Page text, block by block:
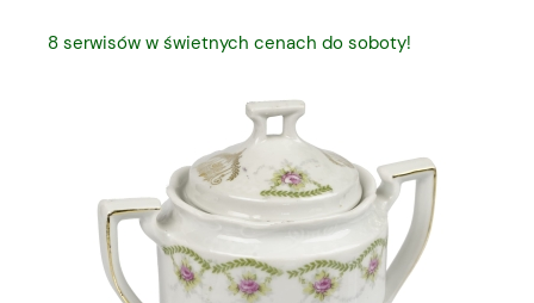
8 serwisów w świetnych cenach do soboty!